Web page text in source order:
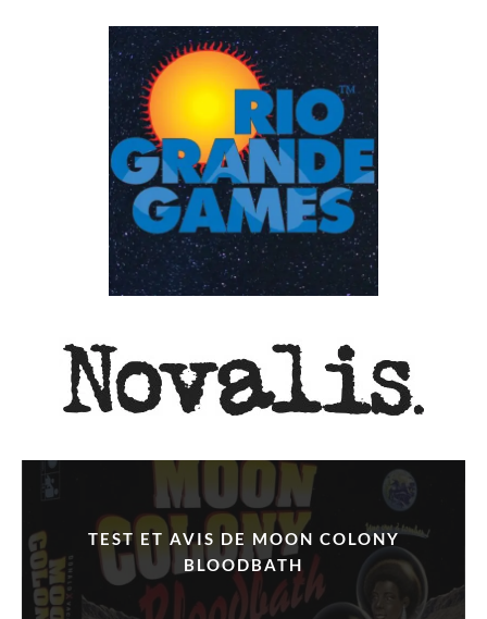
TEST ET AVIS DE MOON COLONY
BLOODBATH